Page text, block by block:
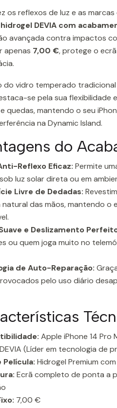
os reflexos de luz e as
DEVIA com
avançada contra impactos
apenas 7,00 €, protege o
vidro temperado
se pela sua flexibilidade
quedas, mantendo o seu
na Dynamic Island.
do
Reflexo Eficaz: Permite
luz solar direta ou em
Livre de Dedadas:
das mãos, mantendo o
e Deslizamento
ou quem joga muito no
de Auto-Reparação:
pelo uso diário
Apple iPhone 14 Pro
DEVIA (Líder em tecnologia de
Película: Hidrogel Premium
Ecrã completo de ponta a
7,00 €